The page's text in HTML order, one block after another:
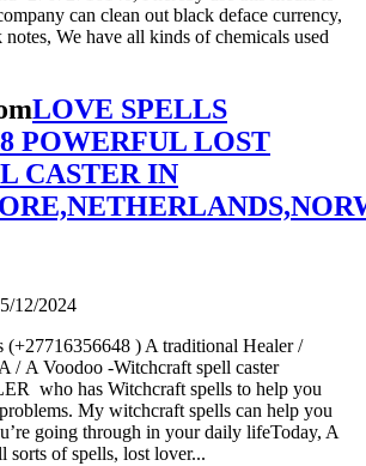
can clean out black deface currency,
We have all kinds of chemicals used
LOVE SPELLS
POWERFUL LOST
CASTER IN
12/2024
(+27716356648 ) A traditional Healer /
/ A Voodoo -Witchcraft spell caster
who has Witchcraft spells to help you
My witchcraft spells can help you
going through in your daily lifeToday, A
sorts of spells, lost lover...